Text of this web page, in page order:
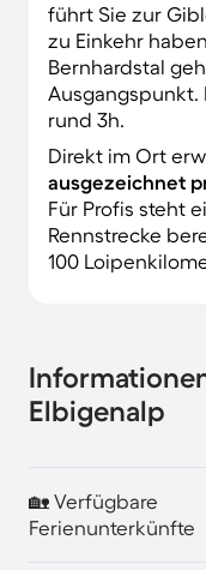
führt Sie zur
zu Einkehr
Bernhardstal
Ausgangspunkt.
rund 3h.
Direkt im Ort
ausgezeichnet
Für Profis steht
Rennstrecke
100
Elbigenalp
🏡 Verfügbare
Ferienunterkünfte